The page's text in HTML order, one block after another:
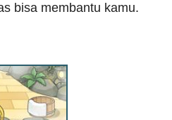
bisa membantu kamu.